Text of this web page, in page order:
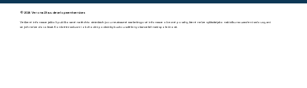
© 2026 Verona 23 a.s. development services
Veškeré informace jakkoli publikované na těchto stránkách jsou nezávazné marketingové informace obecné povahy, které nelze vykládat jako nabídku na uzavření smlouvy, ani
se jich nelze dovolávat. Konkrétní smluvní i obchodní podmínky budou sděleny v kanceláři naší společnosti.